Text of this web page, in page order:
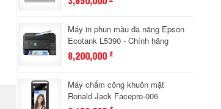
Máy in phun màu đa năng Epson
Ecotank L5390 - Chính hãng
8,200,000đ
Máy chấm công khuôn mặt
Ronald Jack Facepro-006